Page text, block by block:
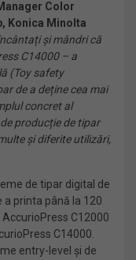
Color
Konica Minolta
și mândri că
C14000 – a
(Toy safety
de a deține cea mai
concret al
producție de tipar
și diferite utilizări,
de tipar digital de
printa până la 120
C12000
C14000.
entry-level și de